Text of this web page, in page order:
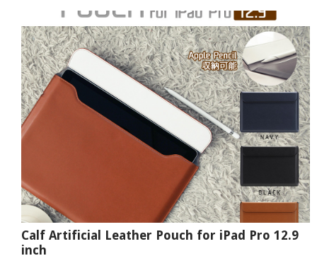
Calf Artificial Leather Pouch for iPad Pro 12.9
inch